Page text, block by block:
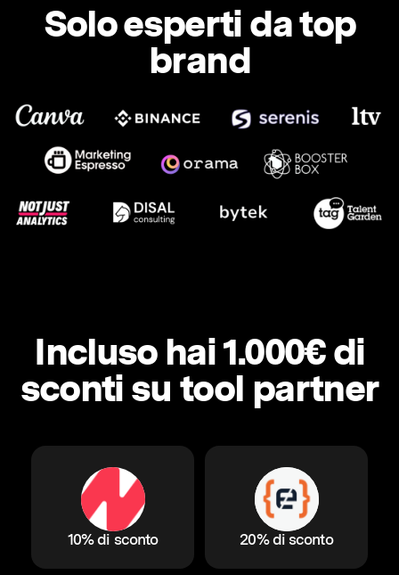
Solo esperti da top
brand
Incluso hai 1.000€ di
sconti su tool partner
10% di sconto 20% di sconto